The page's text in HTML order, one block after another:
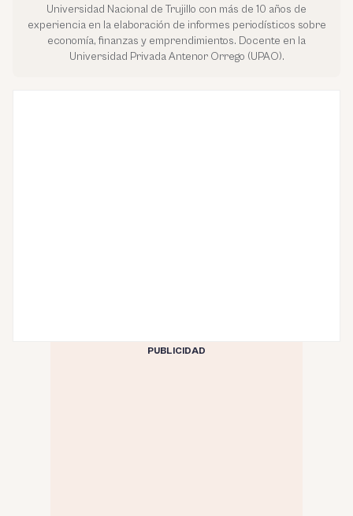
Universidad Nacional de Trujillo con más de 10 años de
experiencia en la elaboración de informes periodísticos sobre
economía, finanzas y emprendimientos. Docente en la
Universidad Privada Antenor Orrego (UPAO).
PUBLICIDAD